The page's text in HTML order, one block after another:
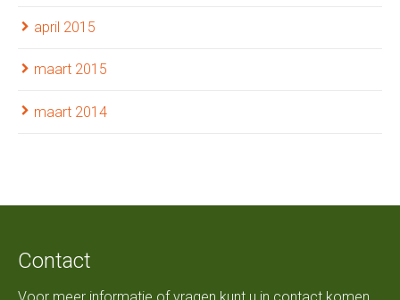
april 2015
maart 2015
maart 2014
Contact